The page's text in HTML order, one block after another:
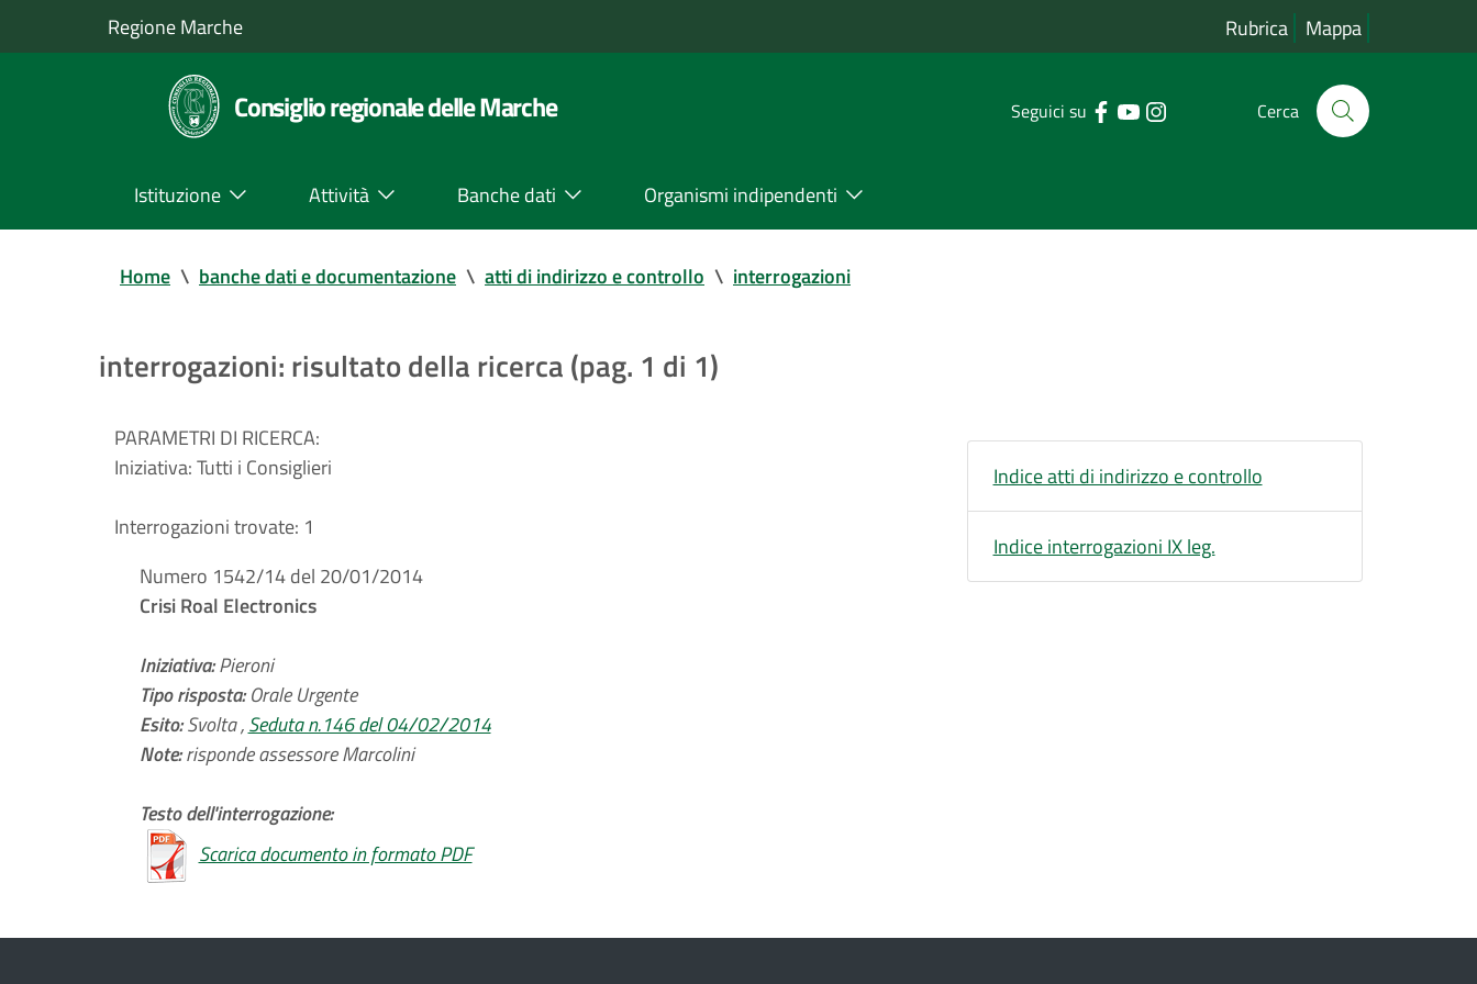
Regione Marche Rubrica Mappa
Consiglio regionale delle Marche Seguici su Cerca
Istituzione Attività Banche dati Organismi indipendenti
Home \ banche dati e documentazione \ atti di indirizzo e controllo \ interrogazioni
interrogazioni: risultato della ricerca (pag. 1 di 1)
PARAMETRI DI RICERCA:
Iniziativa:Tutti i Consiglieri
Interrogazioni trovate: 1
Numero 1542/14 del 20/01/2014
Crisi Roal Electronics
Iniziativa:Pieroni
Tipo risposta:Orale Urgente
Esito:Svolta ,Seduta n.146 del 04/02/2014
Note:risponde assessore Marcolini
Testo dell'interrogazione:
Scarica documento in formato PDF
Indice atti di indirizzo e controllo
Indice interrogazioni IX leg.